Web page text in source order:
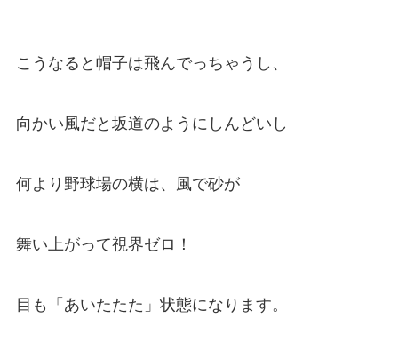
こうなると帽子は飛んでっちゃうし、
向かい風だと坂道のようにしんどいし
何より野球場の横は、風で砂が
舞い上がって視界ゼロ！
目も「あいたたた」状態になります。